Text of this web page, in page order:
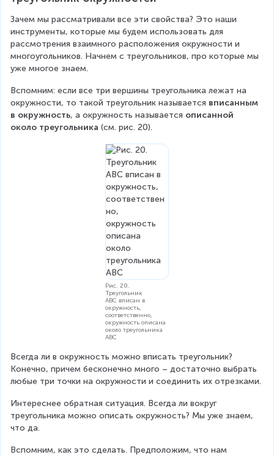
O
Зачем мы рассматривали все эти свойства? Это наши
инструменты, которые мы будем использовать для
рассмотрения взаимного расположения окружности и
многоугольников. Начнем с треугольников, про которые мы
уже многое знаем.
Вспомним: если все три вершины треугольника лежат на
окружности, то такой треугольник называется вписанным
в окружность, а окружность называется описанной
около треугольника (см. рис. 20).
Рис. 20.
Треугольник
ABC вписан в
окружность,
соответственно,
окружность описана
около треугольника
ABC
Всегда ли в окружность можно вписать треугольник?
Конечно, причем бесконечно много – достаточно выбрать
любые три точки на окружности и соединить их отрезками.
Интереснее обратная ситуация. Всегда ли вокруг
треугольника можно описать окружность? Мы уже знаем,
что да.
Вспомним, как это сделать. Предположим, что нам